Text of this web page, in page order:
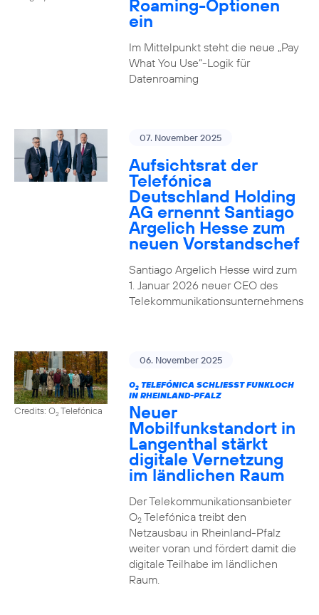
Roaming-Optionen
ein
Im Mittelpunkt steht die neue „Pay
What You Use“-Logik für
Datenroaming
07. November 2025
Aufsichtsrat der
Telefónica
Deutschland Holding
AG ernennt Santiago
Argelich Hesse zum
neuen Vorstandschef
Santiago Argelich Hesse wird zum
1. Januar 2026 neuer CEO des
Telekommunikationsunternehmens
Credits: O2Telefónica
06. November 2025
O2TELEFÓNICA SCHLIESST FUNKLOCH I
N RHEINLAND-PFALZ
Neuer
Mobilfunkstandort in
Langenthal stärkt
digitale Vernetzung
im ländlichen Raum
Der Telekommunikationsanbieter
O2Telefónica treibt den
Netzausbau in Rheinland-Pfalz
weiter voran und fördert damit die
digitale Teilhabe im ländlichen
Raum.